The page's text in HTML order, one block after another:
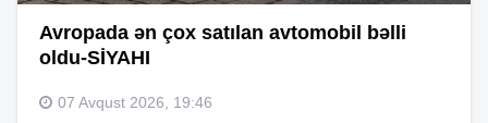
Avropada ən çox satılan avtomobil bəlli
oldu-SİYAHI
07 Avqust 2026, 19:46